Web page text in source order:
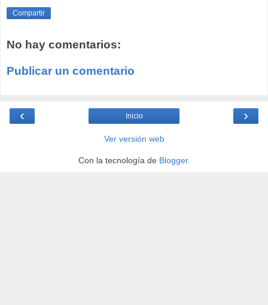
Compartir
No hay comentarios:
Publicar un comentario
‹ ›
Inicio
Ver versión web
Con la tecnología de Blogger.